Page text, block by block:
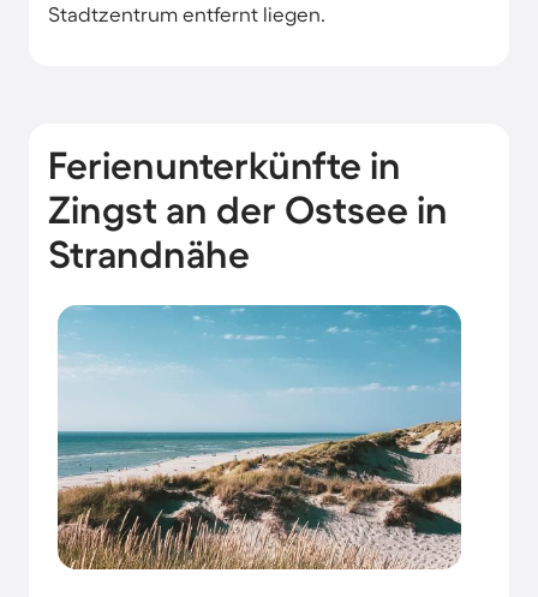
Stadtzentrum entfernt liegen.
Ferienunterkünfte in
Zingst an der Ostsee in
Strandnähe